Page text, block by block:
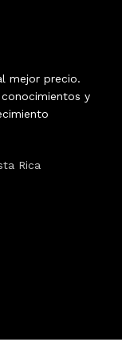
mejor precio.
y
Rica